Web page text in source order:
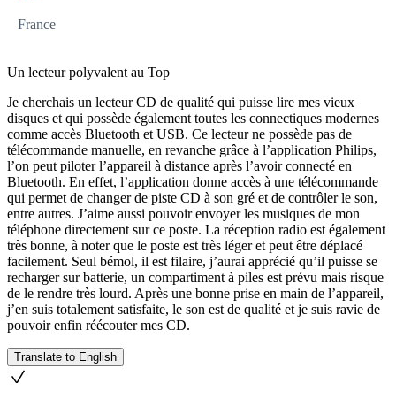
France
Un lecteur polyvalent au Top
Je cherchais un lecteur CD de qualité qui puisse lire mes vieux
disques et qui possède également toutes les connectiques modernes
comme accès Bluetooth et USB. Ce lecteur ne possède pas de
télécommande manuelle, en revanche grâce à l’application Philips,
l’on peut piloter l’appareil à distance après l’avoir connecté en
Bluetooth. En effet, l’application donne accès à une télécommande
qui permet de changer de piste CD à son gré et de contrôler le son,
entre autres. J’aime aussi pouvoir envoyer les musiques de mon
téléphone directement sur ce poste. La réception radio est également
très bonne, à noter que le poste est très léger et peut être déplacé
facilement. Seul bémol, il est filaire, j’aurai apprécié qu’il puisse se
recharger sur batterie, un compartiment à piles est prévu mais risque
de le rendre très lourd. Après une bonne prise en main de l’appareil,
j’en suis totalement satisfaite, le son est de qualité et je suis ravie de
pouvoir enfin réécouter mes CD.
Translate to English